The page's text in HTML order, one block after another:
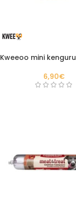
Kweeoo mini kenguru
6,90€